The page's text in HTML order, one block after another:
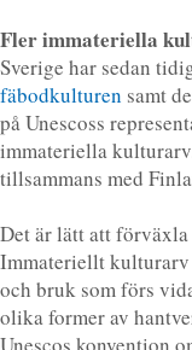
Fler immateriella
Sverige har sedan
fäbodkulturen samt
på Unescoss
immateriella
tillsammans med
Det är lätt att
Immateriellt kulturarv
och bruk som förs
olika former av
Unescos konvention